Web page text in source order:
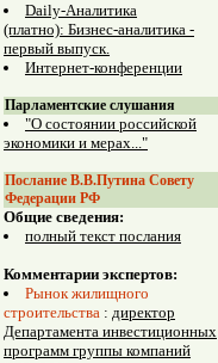
Daily-Аналитика
(платно): Бизнес-аналитика -
первый выпуск.
Интернет-конференции
Парламентские слушания
"О состоянии российской
экономики и мерах..."
Послание В.В.Путина Совету
Федерации РФ
Общие сведения:
полный текст послания
Комментарии экспертов:
Рынок жилищного
строительства : директор
Департамента инвестиционных
программ группы компаний